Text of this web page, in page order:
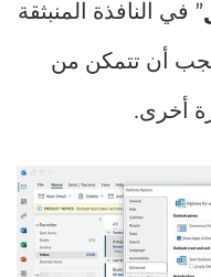
” في النافذة المنبثقة
أن تتمكن من
أخرى.